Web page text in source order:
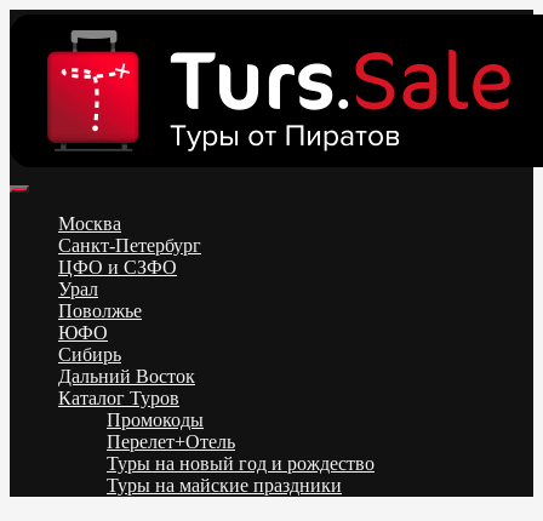
content
Низкие цены на путевки 3-7-10 ночей все включено, отдых на
море. Распродажа экскурсионных и горнолыжных туров.
Обновление каждый день. Официальный сайт Тур Сейл
Москва
Санкт-Петербург
ЦФО и СЗФО
Урал
Поволжье
ЮФО
Сибирь
Дальний Восток
Каталог Туров
Промокоды
Перелет+Отель
Туры на новый год и рождество
Туры на майские праздники